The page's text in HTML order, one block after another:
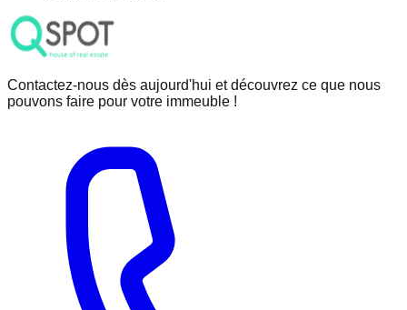
Contactez-nous dès aujourd'hui et découvrez ce que nous
pouvons faire pour votre immeuble !